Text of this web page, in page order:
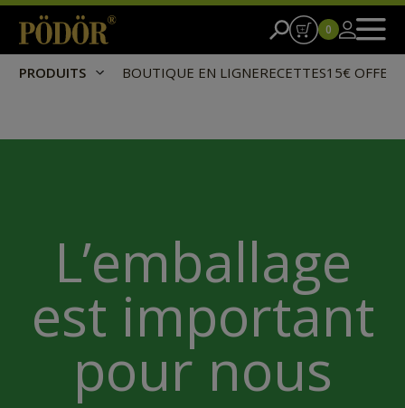
PRODUITS BOUTIQUE EN LIGNERECETTES15€
0
L’emballage
est important
pour nous